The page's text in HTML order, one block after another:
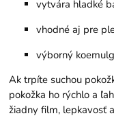
vytvára hladké
vhodné aj pre
výborný
Ak trpíte suchou
pokožka ho rýchlo a
žiadny film, lepkavosť